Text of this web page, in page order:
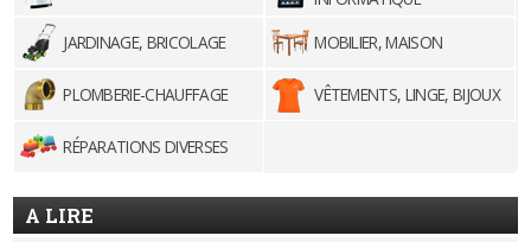
JARDINAGE, BRICOLAGE
MOBILIER, MAISON
PLOMBERIE-CHAUFFAGE VÊTEMENTS, LINGE, BIJOUX
RÉPARATIONS DIVERSES
A LIRE